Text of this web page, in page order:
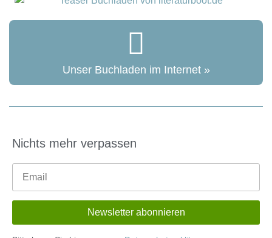
Unser Buchladen im Internet »
Nichts mehr verpassen